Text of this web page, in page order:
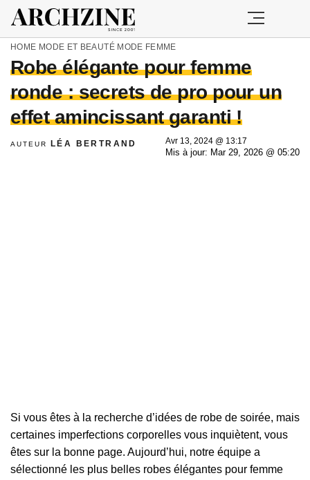
HOME MODE ET BEAUTÉ MODE FEMME
Robe élégante pour femme
ronde : secrets de pro pour un
effet amincissant garanti !
AUTEUR LÉA BERTRAND
Avr 13, 2024 @ 13:17
Mis à jour: Mar 29, 2026 @ 05:20
Si vous êtes à la recherche d’idées de robe de soirée, mais
certaines imperfections corporelles vous inquiètent, vous
êtes sur la bonne page. Aujourd’hui, notre équipe a
sélectionné les plus belles robes élégantes pour femme